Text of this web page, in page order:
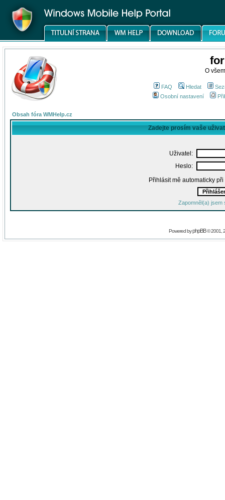
O
FAQ Hledat
Osobní nastavení
Obsah fóra WMHelp.cz
Zadejte prosím vaše
Uživatel:
Heslo:
Přihlásit mě automaticky
Zapomněl(a) jsem
Powered byphpBB© 2001,